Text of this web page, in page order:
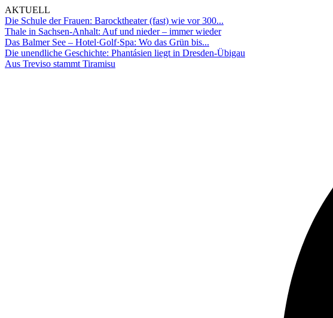
AKTUELL
Die Schule der Frauen: Barocktheater (fast) wie vor 300...
Thale in Sachsen-Anhalt: Auf und nieder – immer wieder
Das Balmer See – Hotel·Golf·Spa: Wo das Grün bis...
Die unendliche Geschichte: Phantásien liegt in Dresden-Übigau
Aus Treviso stammt Tiramisu